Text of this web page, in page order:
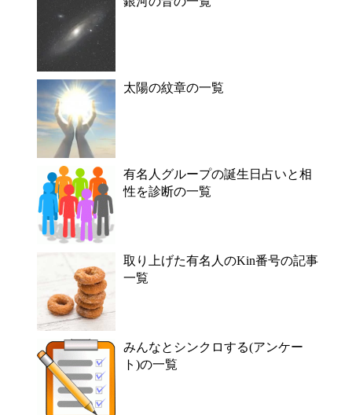
太陽の紋章の一覧
有名人グループの誕生日占いと相
性を診断の一覧
取り上げた有名人のKin番号の記事
一覧
みんなとシンクロする(アンケー
ト)の一覧